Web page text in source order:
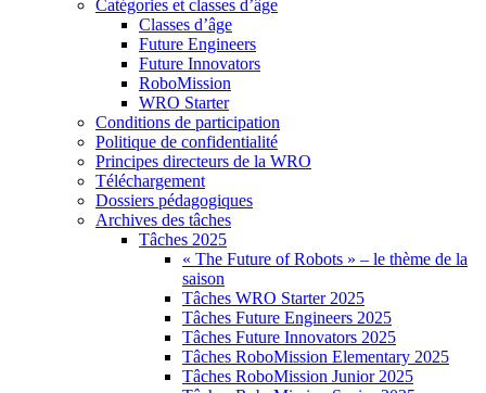
Catégories et classes d’âge
Classes d’âge
Future Engineers
Future Innovators
RoboMission
WRO Starter
Conditions de participation
Politique de confidentialité
Principes directeurs de la WRO
Téléchargement
Dossiers pédagogiques
Archives des tâches
Tâches 2025
« The Future of Robots » – le thème de la
saison
Tâches WRO Starter 2025
Tâches Future Engineers 2025
Tâches Future Innovators 2025
Tâches RoboMission Elementary 2025
Tâches RoboMission Junior 2025